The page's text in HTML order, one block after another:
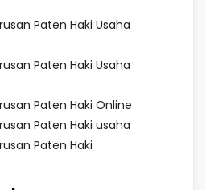
Paten Haki Usaha
Paten Haki Usaha
Paten Haki Online
Paten Haki usaha
Paten Haki